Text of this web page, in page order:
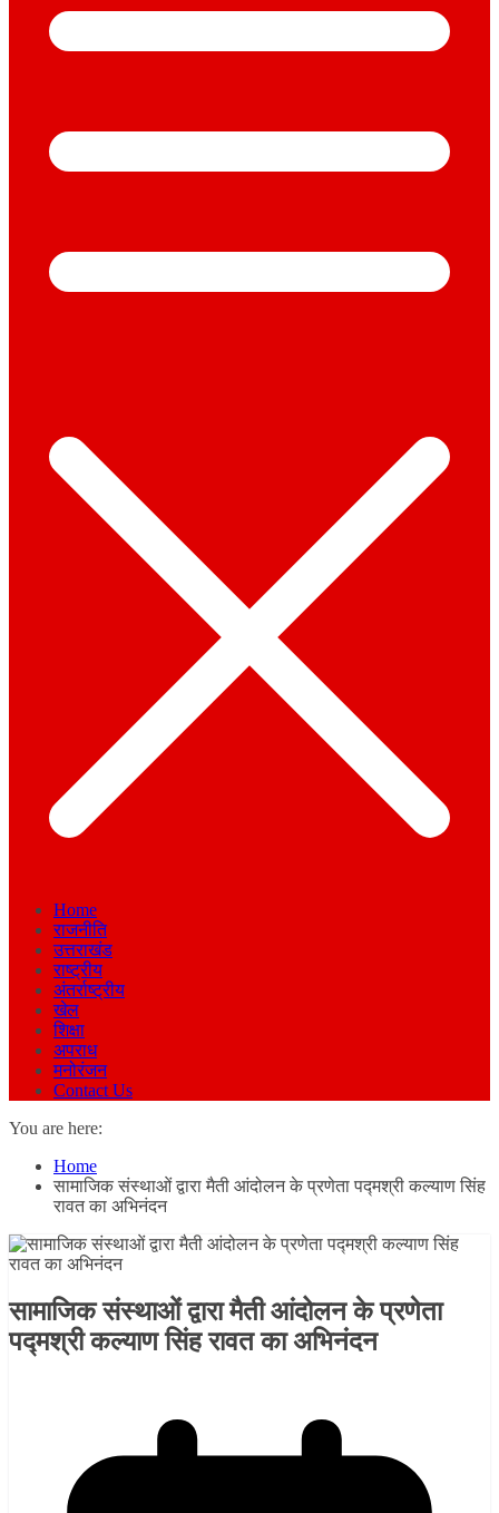
Home
राजनीति
उत्तराखंड
राष्ट्रीय
अंतर्राष्ट्रीय
खेल
शिक्षा
अपराध
मनोरंजन
Contact Us
You are here:
Home
सामाजिक संस्थाओं द्वारा मैती आंदोलन के प्रणेता पद्मश्री कल्याण सिंह
रावत का अभिनंदन
सामाजिक संस्थाओं द्वारा मैती आंदोलन के प्रणेता
पद्मश्री कल्याण सिंह रावत का अभिनंदन